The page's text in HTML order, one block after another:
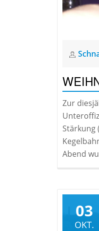
Zur
Stärkung
Abend
03
OKT.